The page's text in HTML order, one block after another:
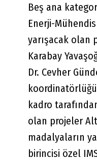
Beş ana
Enerji-
yarışacak olan
Karabay
Dr. Cevher
kadro
olan projeler
madalyaların
birincisi özel